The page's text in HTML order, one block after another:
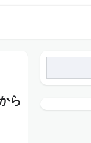
ら